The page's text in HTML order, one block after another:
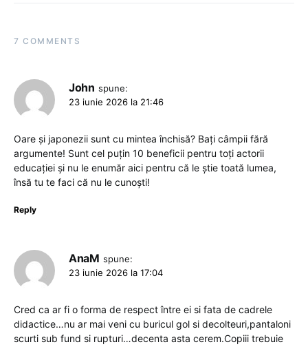
7 COMMENTS
John spune:
23 iunie 2026 la 21:46
Oare și japonezii sunt cu mintea închisă? Bați câmpii fără
argumente! Sunt cel puțin 10 beneficii pentru toți actorii
educației și nu le enumăr aici pentru că le știe toată lumea,
însă tu te faci că nu le cunoști!
Reply
AnaM spune:
23 iunie 2026 la 17:04
Cred ca ar fi o forma de respect între ei si fata de cadrele
didactice…nu ar mai veni cu buricul gol si decolteuri,pantaloni
scurti sub fund si rupturi…decenta asta cerem.Copiii trebuie